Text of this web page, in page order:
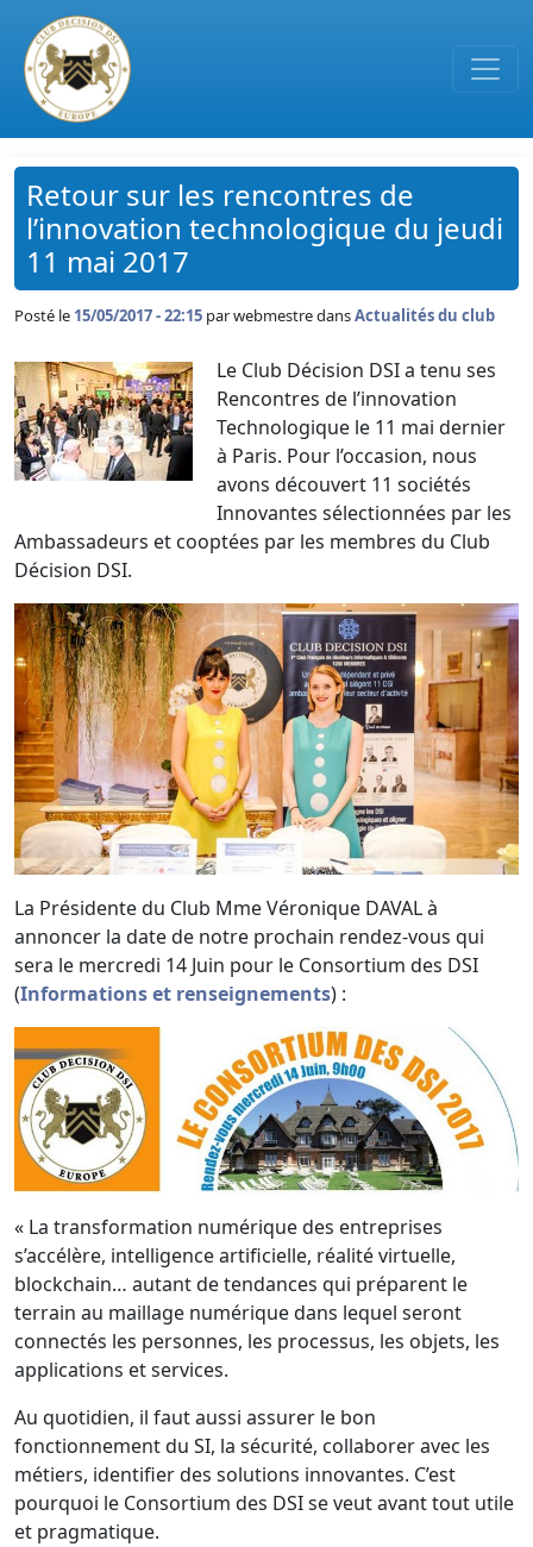
Passer au contenu principal
Retour sur les rencontres de
l’innovation technologique du jeudi
11 mai 2017
Posté le 15/05/2017 - 22:15 parwebmestre dansActualités du club
Le Club Décision DSI a tenu ses
Rencontres de l’innovation
Technologique le 11 mai dernier
à Paris. Pour l’occasion, nous
avons découvert 11 sociétés
Innovantes sélectionnées par les
Ambassadeurs et cooptées par les membres du Club
Décision DSI.
La Présidente du Club Mme Véronique DAVAL à
annoncer la date de notre prochain rendez-vous qui
sera le mercredi 14 Juin pour le Consortium des DSI
(Informations et renseignements) :
« La transformation numérique des entreprises
s’accélère, intelligence artificielle, réalité virtuelle,
blockchain… autant de tendances qui préparent le
terrain au maillage numérique dans lequel seront
connectés les personnes, les processus, les objets, les
applications et services.
Au quotidien, il faut aussi assurer le bon
fonctionnement du SI, la sécurité, collaborer avec les
métiers, identifier des solutions innovantes. C’est
pourquoi le Consortium des DSI se veut avant tout utile
et pragmatique.